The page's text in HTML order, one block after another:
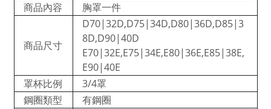
商品內容
胸罩一件
商品尺寸
D70|32D,D75|34D,D80|36D,D85|3
8D,D90|40D
E70|32E,E75|34E,E80|36E,E85|38E,
E90|40E
罩杯比例
3/4罩
鋼圈類型
有鋼圈